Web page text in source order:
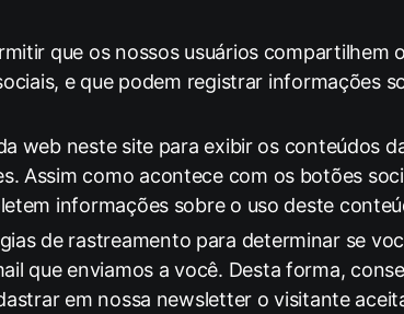
que os nossos usuários compartilhem
e que podem registrar informações
web neste site para exibir os conteúdos
Assim como acontece com os botões
informações sobre o uso deste
de rastreamento para determinar se
que enviamos a você. Desta forma,
em nossa newsletter o visitante